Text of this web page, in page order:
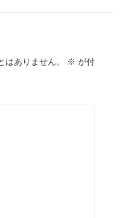
ありません。 ※ が付